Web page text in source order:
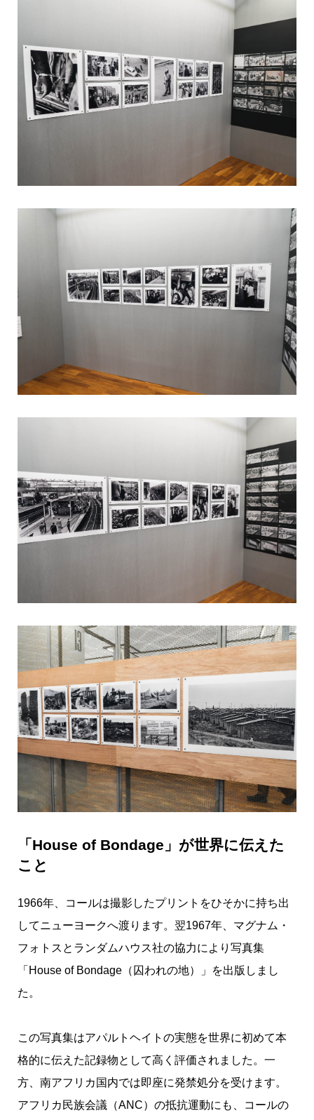
「House of Bondage」が世界に伝えた
こと
1966年、コールは撮影したプリントをひそかに持ち出
してニューヨークへ渡ります。翌1967年、マグナム・
フォトスとランダムハウス社の協力により写真集
「House of Bondage（囚われの地）」を出版しまし
た。
この写真集はアパルトヘイトの実態を世界に初めて本
格的に伝えた記録物として高く評価されました。一
方、南アフリカ国内では即座に発禁処分を受けます。
アフリカ民族会議（ANC）の抵抗運動にも、コールの